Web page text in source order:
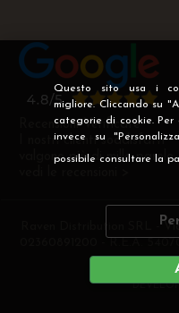
Questo sito usa i
migliore. Cliccando su
categorie di cookie. Per
invece su
possibile consultare la
Recensioni Verificate
I nostri clienti soddisfatti
valgono più di mille parole
Raven Distribution SRL -